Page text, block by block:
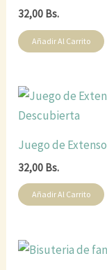
32,00 Bs.
Añadir Al Carrito
Juego de
32,00 Bs.
Añadir Al Carrito